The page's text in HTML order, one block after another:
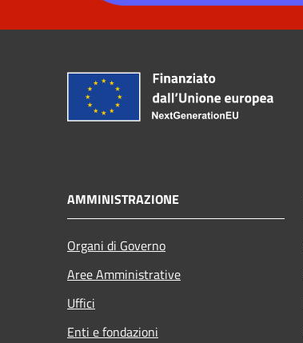
AMMINISTRAZIONE
Organi di Governo
Aree Amministrative
Uffici
Enti e fondazioni